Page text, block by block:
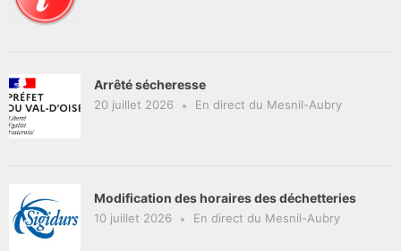
Arrêté sécheresse
20 juillet 2026 En direct du Mesnil-Aubry
Modification des horaires des déchetteries
10 juillet 2026 En direct du Mesnil-Aubry